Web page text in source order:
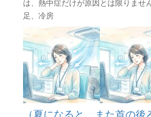
は、熱中症だけが原因とは限りませ
足、冷房
（夏になると、また首の